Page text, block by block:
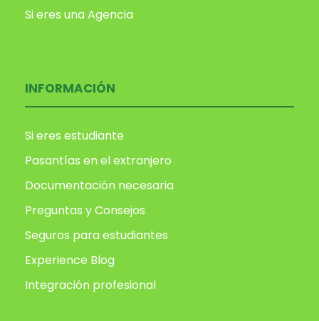
Si eres una Agencia
INFORMACIÓN
Si eres estudiante
Pasantías en el extranjero
Documentación necesaria
Preguntas y Consejos
Seguros para estudiantes
Experience Blog
Integración profesional